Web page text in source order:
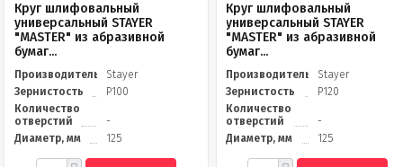
Круг шлифовальный
универсальный STAYER
"MASTER" из абразивной
бумаг...
Производитель
Stayer
Зернистость
Р100
Количество
отверстий
-
Диаметр, мм
125
Круг шлифовальный
универсальный STAYER
"MASTER" из абразивной
бумаг...
Производитель
Stayer
Зернистость
Р120
Количество
отверстий
-
Диаметр, мм
125